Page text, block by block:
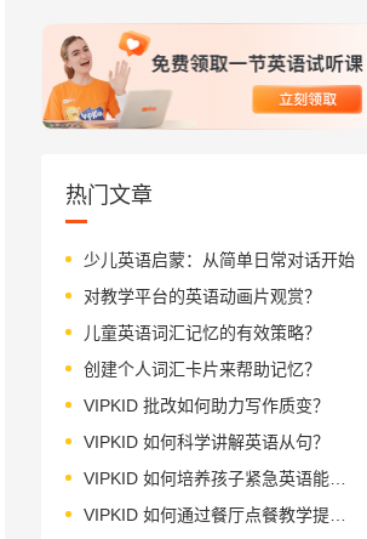
热门文章
少儿英语启蒙：从简单日常对话开始
对教学平台的英语动画片观赏？
儿童英语词汇记忆的有效策略？
创建个人词汇卡片来帮助记忆？
VIPKID 批改如何助力写作质变？
VIPKID 如何科学讲解英语从句？
VIPKID 如何培养孩子紧急英语能力？
VIPKID 如何通过餐厅点餐教学提升少儿英语应用能力？